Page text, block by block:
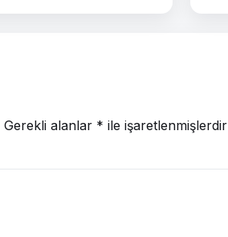
Gerekli alanlar * ile işaretlenmişlerdir